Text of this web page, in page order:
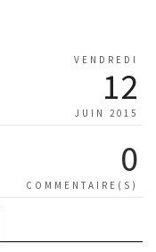
VENDREDI
12
JUIN 2015
0
COMMENTAIRE(S)